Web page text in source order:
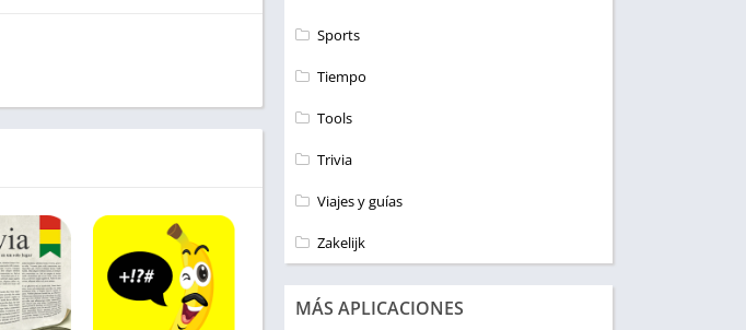
Sports
Tiempo
Tools
Trivia
Viajes y guías
Zakelijk
MÁS APLICACIONES